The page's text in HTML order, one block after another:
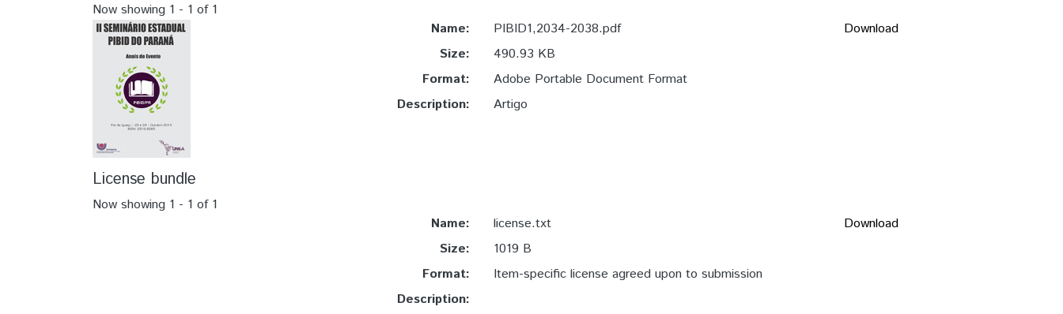
Now showing 1 - 1 of 1
Name:
PIBID1,2034-2038.pdf
Size:
490.93 KB
Format:
Adobe Portable Document Format
Description:
Artigo
Download
License bundle
Now showing 1 - 1 of 1
Name:
license.txt
Size:
1019 B
Format:
Item-specific license agreed upon to submission
Description:
Download